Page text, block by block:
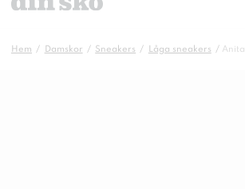
Hem Damskor Sneakers Låga sneakers Anita